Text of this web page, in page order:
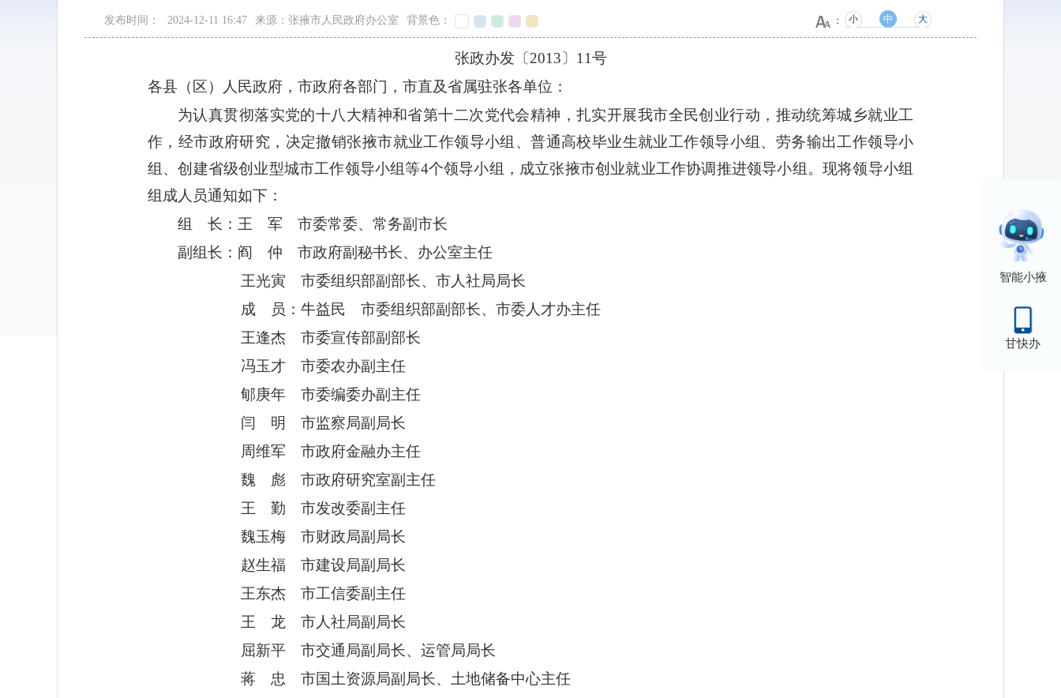
智能小掖
甘快办
发布时间： 2024-12-11 16:47 来源：张掖市人民政府办公室 背景色： ： 小 中 大
张政办发〔2013〕11号
各县（区）人民政府，市政府各部门，市直及省属驻张各单位：
为认真贯彻落实党的十八大精神和省第十二次党代会精神，扎实开展我市全民创业行动，推动统筹城乡就业工
作，经市政府研究，决定撤销张掖市就业工作领导小组、普通高校毕业生就业工作领导小组、劳务输出工作领导小
组、创建省级创业型城市工作领导小组等4个领导小组，成立张掖市创业就业工作协调推进领导小组。现将领导小组
组成人员通知如下：
组 长：王 军 市委常委、常务副市长
副组长：阎 仲 市政府副秘书长、办公室主任
王光寅 市委组织部副部长、市人社局局长
成 员：牛益民 市委组织部副部长、市委人才办主任
王逢杰 市委宣传部副部长
冯玉才 市委农办副主任
郇庚年 市委编委办副主任
闫 明 市监察局副局长
周维军 市政府金融办主任
魏 彪 市政府研究室副主任
王 勤 市发改委副主任
魏玉梅 市财政局副局长
赵生福 市建设局副局长
王东杰 市工信委副主任
王 龙 市人社局副局长
屈新平 市交通局副局长、运管局局长
蒋 忠 市国土资源局副局长、土地储备中心主任